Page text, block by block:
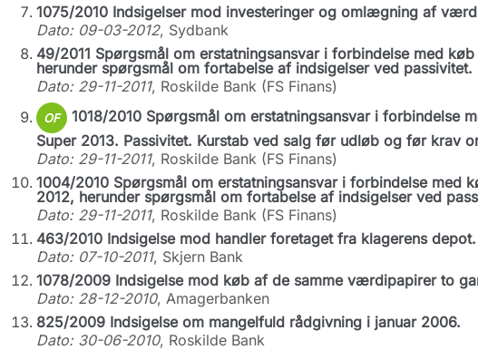
1075/2010 Indsigelser mod investeringer og omlægning af
Dato: 09-03-2012, Sydbank
49/2011 Spørgsmål om erstatningsansvar i forbindelse med
herunder spørgsmål om fortabelse af indsigelser ved passivitet.
Dato: 29-11-2011, Roskilde Bank (FS Finans)
OF
1018/2010 Spørgsmål om erstatningsansvar i forbindelse
Super 2013. Passivitet. Kurstab ved salg før udløb og før krav
Dato: 29-11-2011, Roskilde Bank (FS Finans)
1004/2010 Spørgsmål om erstatningsansvar i forbindelse med
2012, herunder spørgsmål om fortabelse af indsigelser ved
Dato: 29-11-2011, Roskilde Bank (FS Finans)
463/2010 Indsigelse mod handler foretaget fra klagerens depot.
Dato: 07-10-2011, Skjern Bank
1078/2009 Indsigelse mod køb af de samme værdipapirer to
Dato: 28-12-2010, Amagerbanken
825/2009 Indsigelse om mangelfuld rådgivning i januar 2006.
Dato: 30-06-2010, Roskilde Bank